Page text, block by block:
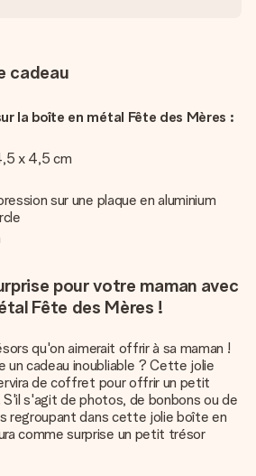
cadeau
la boîte en métal Fête des Mères :
x 4,5 cm
sur une plaque en aluminium
pour votre maman avec
Fête des Mères !
qu'on aimerait offrir à sa maman !
un cadeau inoubliable ? Cette jolie
de coffret pour offrir un petit
s'agit de photos, de bonbons ou de
regroupant dans cette jolie boîte en
comme surprise un petit trésor